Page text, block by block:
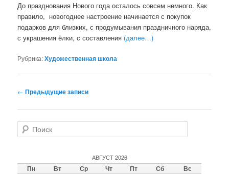
До празднования Нового года осталось совсем немного. Как
правило, новогоднее настроение начинается с покупок
подарков для близких, с продумывания праздничного наряда,
с украшения ёлки, с составления (далее…)
Рубрика:Художественная школа
Навигация
записям
← Предыдущие записи
о
к
АВГУСТ 2026
Пн Вт Ср Чт Пт Сб Вс